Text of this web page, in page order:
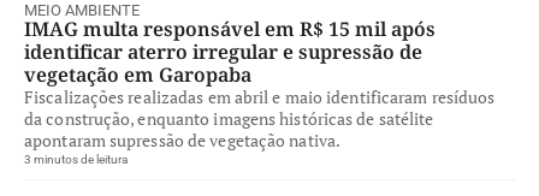
MEIO AMBIENTE
IMAG multa responsável em R$ 15 mil após
identificar aterro irregular e supressão de
vegetação em Garopaba
Fiscalizações realizadas em abril e maio identificaram resíduos
da construção, enquanto imagens históricas de satélite
apontaram supressão de vegetação nativa.
3 minutos de leitura